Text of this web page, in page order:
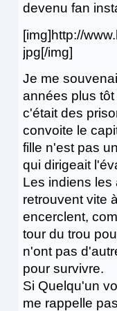
devenu fan
[img]http://
jpg[/img]
Je me
années plus
c'était des
convoite le
fille n'est pas
qui dirigeait
Les indiens les
retrouvent vite
encerclent,
tour du trou
n'ont pas
pour survivre.
Si Quelqu'un
me rappelle